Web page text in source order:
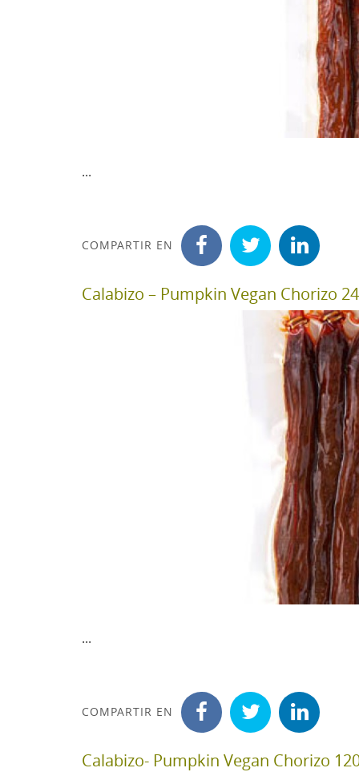
...
COMPARTIR EN
Calabizo – Pumpkin Vegan Chorizo
...
COMPARTIR EN
Calabizo- Pumpkin Vegan Chorizo